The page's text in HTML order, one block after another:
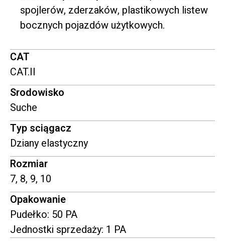
spojlerów, zderzaków, plastikowych listew
bocznych pojazdów użytkowych.
CAT
CAT.II
Srodowisko
Suche
Typ sciągacz
Dziany elastyczny
Rozmiar
7, 8, 9, 10
Opakowanie
Pudełko: 50 PA
Jednostki sprzedaży: 1 PA